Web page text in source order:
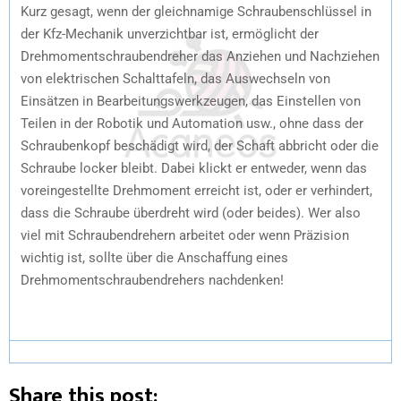
Kurz gesagt, wenn der gleichnamige Schraubenschlüssel in
der Kfz-Mechanik unverzichtbar ist, ermöglicht der
Drehmomentschraubendreher das Anziehen und Nachziehen
von elektrischen Schalttafeln, das Auswechseln von
Einsätzen in Bearbeitungswerkzeugen, das Einstellen von
Teilen in der Robotik und Automation usw., ohne dass der
Schraubenkopf beschädigt wird, der Schaft abbricht oder die
Schraube locker bleibt. Dabei klickt er entweder, wenn das
voreingestellte Drehmoment erreicht ist, oder er verhindert,
dass die Schraube überdreht wird (oder beides). Wer also
viel mit Schraubendrehern arbeitet oder wenn Präzision
wichtig ist, sollte über die Anschaffung eines
Drehmomentschraubendrehers nachdenken!